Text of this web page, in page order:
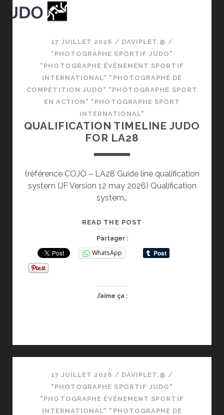
17 JUILLET 2026 / DAVIPLET.@ /
"PHOTOGRAPHE SPORTIF JUDO"
"PHOTOGRAPHE ÉVÉNEMENT SPORTIF
INTERNATIONAL" "PHOTOGRAPHE DE
COMPÉTITION JUDO" "PHOTOGRAPHE SPORT
EN ACTION" "PHOTOGRAPHE SPORT
INTERNATIONAL"
QUALIFICATION TIMELINE JUDO
FOR LA28
(référence COJO – LA28 Guide line qualification
system IJF Version 12 may 2026) Qualification
system…
READ THE POST
FOR
Partager :
WhatsApp
J’aime ça :
17 JUILLET 2026 / DAVIPLET.@ /
"PHOTOGRAPHE SPORTIF JUDO"
"PHOTOGRAPHE ÉVÉNEMENT SPORTIF
INTERNATIONAL" "PHOTOGRAPHE DE